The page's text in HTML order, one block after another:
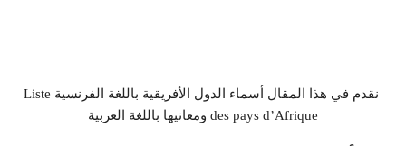
نقدم في هذا المقال أسماء الدول الأفريقية باللغة الفرنسية Liste
des pays d’Afrique ومعانيها باللغة العربية